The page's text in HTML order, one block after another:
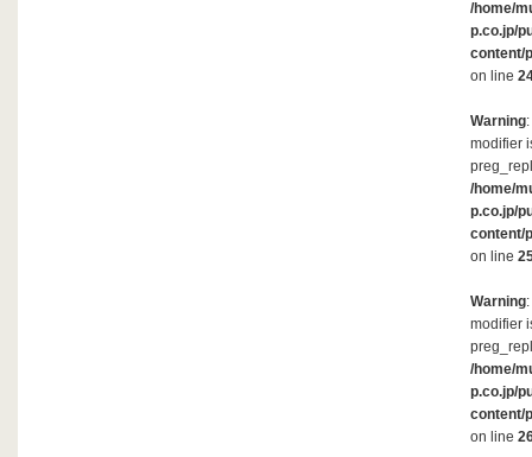
/home/
p.co.jp/
content/
on line
Warning
modifier
/home/
p.co.jp/
content/
on line
Warning
modifier
/home/
p.co.jp/
content/
on line